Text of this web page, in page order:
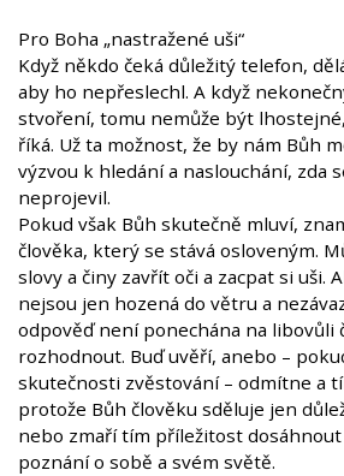
Pro Boha „nastražené uši“
Když někdo čeká důležitý telefon,
aby ho nepřeslechl. A když
stvoření, tomu nemůže být
říká. Už ta možnost, že by nám Bůh
výzvou k hledání a naslouchání, zda
neprojevil.
Pokud však Bůh skutečně mluví,
člověka, který se stává osloveným.
slovy a činy zavřít oči a zacpat si uši.
nejsou jen hozená do větru a
odpověď není ponechána na libovůli
rozhodnout. Buď uvěří, anebo –
skutečnosti zvěstování – odmítne a
protože Bůh člověku sděluje jen
nebo zmaří tím příležitost
poznání o sobě a svém světě.